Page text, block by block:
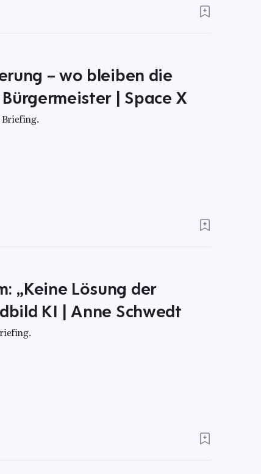
– wo bleiben die
| Space X
Briefing.
„Keine Lösung der
KI | Anne Schwedt